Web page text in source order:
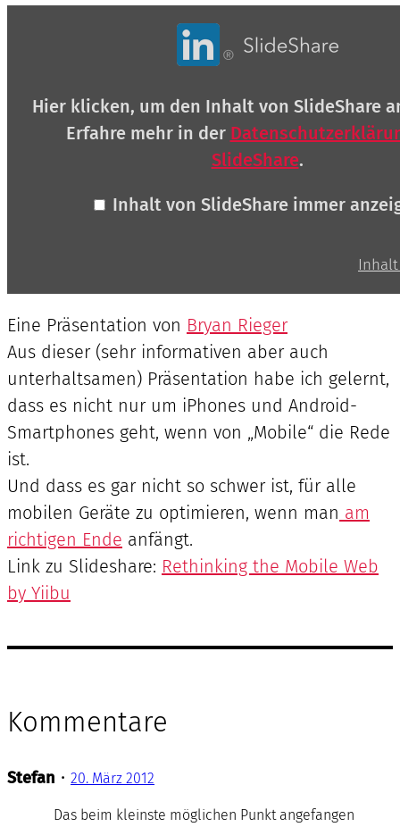
Hier klicken, um den Inhalt von SlideShare
Erfahre mehr in der
SlideShare.
Inhalt von SlideShare immer
Eine Präsentation von Bryan Rieger
Aus dieser (sehr informativen aber auch
unterhaltsamen) Präsentation habe ich gelernt,
dass es nicht nur um iPhones und Android-
Smartphones geht, wenn von „Mobile“ die Rede
ist.
Und dass es gar nicht so schwer ist, für alle
mobilen Geräte zu optimieren, wenn man am
richtigen Ende anfängt.
Link zu Slideshare: Rethinking the Mobile Web
by Yiibu
Kommentare
Stefan • 20. März 2012
Das beim kleinste möglichen Punkt angefangen